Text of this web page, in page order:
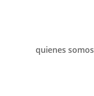
quienes somos